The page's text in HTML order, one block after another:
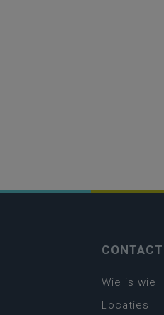
CONTACT
Wie is wie
Locaties